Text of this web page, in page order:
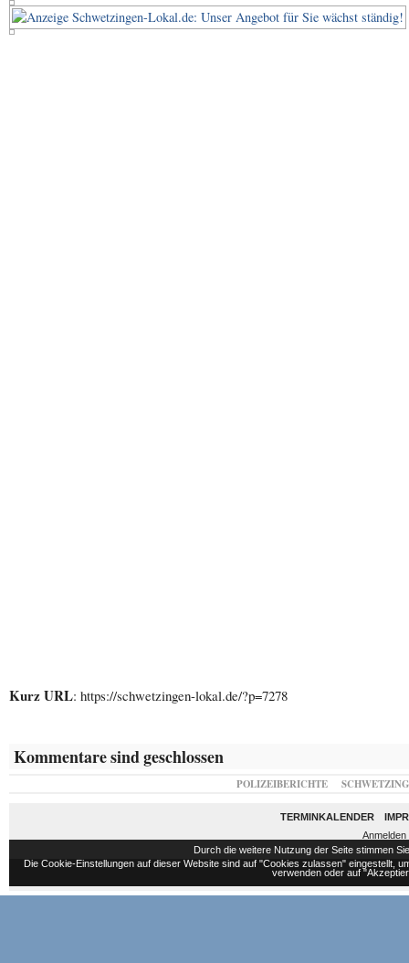
Kurz URL: https://schwetzingen-lokal.de/?p=7278
Kommentare sind geschlossen
POLIZEIBERICHTE
TERMINKALENDER
Anmelden
Durch die weitere Nutzung der Seite stimmen
Die Cookie-Einstellungen auf dieser Website sind auf "Cookies zulassen" eingestellt,
verwenden oder auf